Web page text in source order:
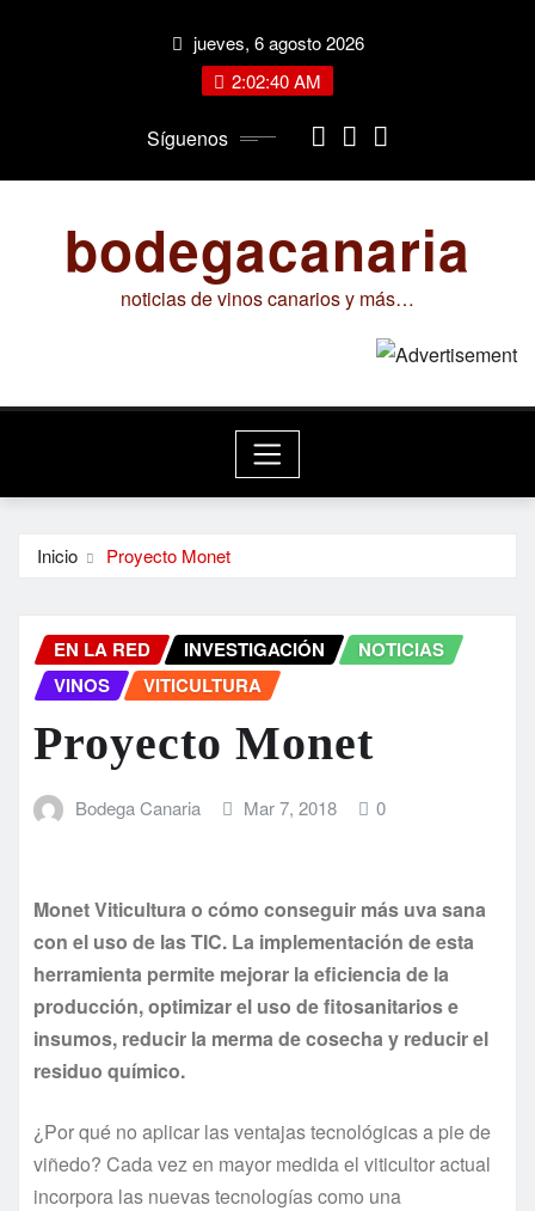
jueves, 6 agosto 2026
2:02:40 AM
Síguenos
bodegacanaria
noticias de vinos canarios y más…
Inicio Proyecto Monet
EN LA RED INVESTIGACIÓN
NOTICIAS
VINOS
VITICULTURA
Proyecto Monet
Bodega Canaria Mar 7, 2018 0
Monet Viticultura o cómo conseguir más uva sana
con el uso de las TIC. La implementación de esta
herramienta permite mejorar la eficiencia de la
producción, optimizar el uso de fitosanitarios e
insumos, reducir la merma de cosecha y reducir el
residuo químico.
¿Por qué no aplicar las ventajas tecnológicas a pie de
viñedo? Cada vez en mayor medida el viticultor actual
incorpora las nuevas tecnologías como una